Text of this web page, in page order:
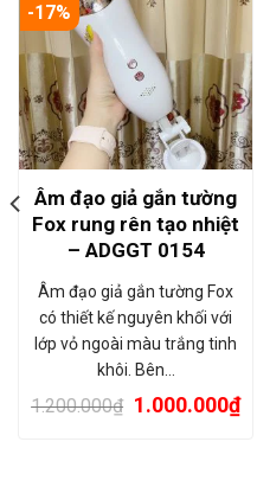
-17%
Âm đạo giả gắn tường
Fox rung rên tạo nhiệt
– ADGGT 0154
Âm đạo giả gắn tường Fox
có thiết kế nguyên khối với
lớp vỏ ngoài màu trắng tinh
khôi. Bên…
1.200.000₫ 1.000.000₫